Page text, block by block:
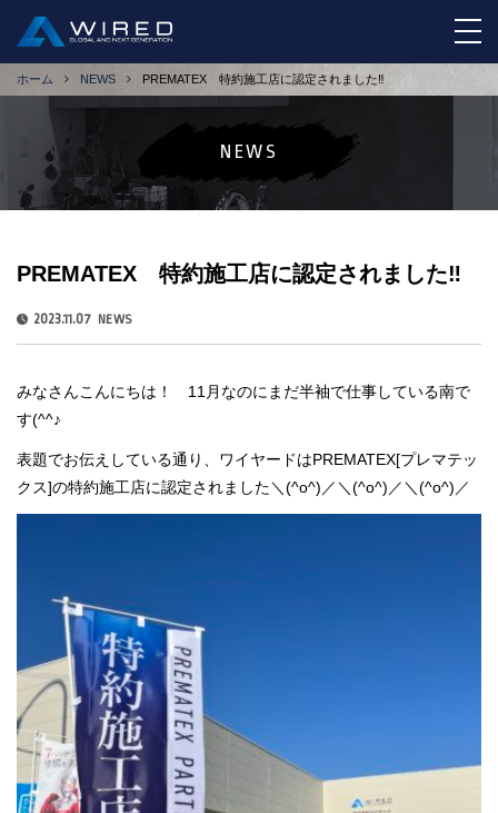
ホーム NEWS PREMATEX 特約施工店に認定されました‼
NEWS
PREMATEX 特約施工店に認定されました‼
2023.11.07 NEWS
みなさんこんにちは！ 11月なのにまだ半袖で仕事している南で
す(^^♪
表題でお伝えしている通り、ワイヤードはPREMATEX[プレマテッ
クス]の特約施工店に認定されました＼(^o^)／＼(^o^)／＼(^o^)／